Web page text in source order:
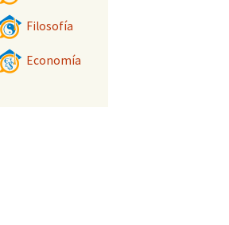
Filosofía
Economía